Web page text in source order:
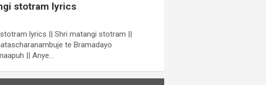
stotram lyrics
lyrics || Shri matangi stotram ||
te Bramadayo
|| Anye…